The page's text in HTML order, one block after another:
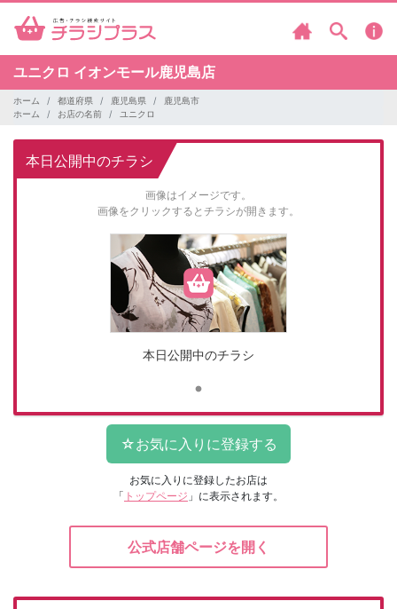
ユニクロ イオンモール鹿児島店
ホーム 都道府県 鹿児島県
鹿児島市
ホーム
お店の名前 ユニクロ
本日公開中のチラシ
画像はイメージです。
画像をクリックするとチラシが開きます。
本日公開中のチラシ
お気に入りに登録したお店は
「 トップページ 」に表示されます。
公式店舗ページを開く